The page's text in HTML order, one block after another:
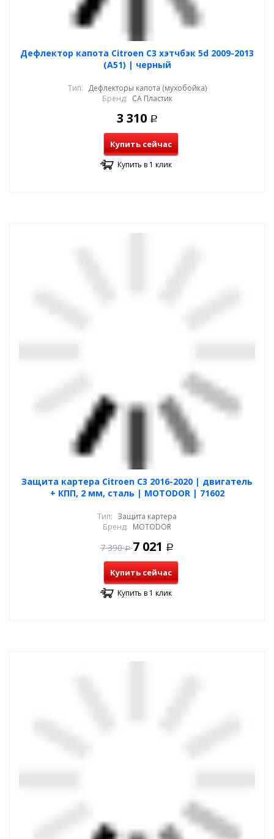
Дефлектор капота Citroen C3 хэтчбэк 5d 2009-2013
(A51) | черный
Тип: Дефлекторы капота (мухобойка)
Бренд: СА Пластик
3 310 Р
Купить сейчас
Купить в 1 клик
Защита картера Citroen C3 2016-2020 | двигатель
+ КПП, 2 мм, сталь | MOTODOR | 71602
Тип: Защита картера
Бренд: MOTODOR
7 390 Р 7 021 Р
Купить сейчас
Купить в 1 клик